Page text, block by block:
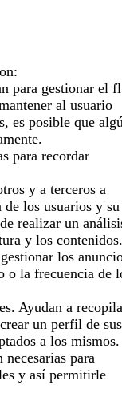
para gestionar el
al usuario
es posible que
para recordar
y a terceros a
los usuarios y su
realizar un
y los contenidos.
los
o la frecuencia de
Ayudan a
un perfil de sus
a los mismos.
para
y así permitirle